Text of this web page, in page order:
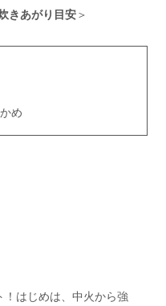
きあがり目安＞
め
はじめは、中火から強